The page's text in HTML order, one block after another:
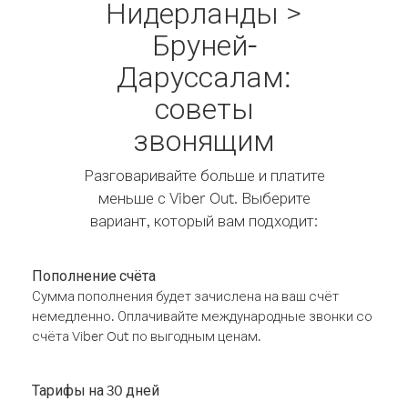
Нидерланды >
Бруней-
Даруссалам:
советы
звонящим
Разговаривайте больше и платите
меньше с Viber Out. Выберите
вариант, который вам подходит:
Пополнение счёта
Сумма пополнения будет зачислена на ваш счёт
немедленно. Оплачивайте международные звонки со
счёта Viber Out по выгодным ценам.
Тарифы на 30 дней